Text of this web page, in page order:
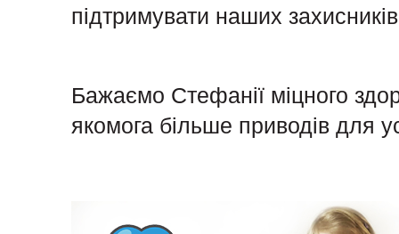
підтримувати наших
Бажаємо Стефанії міцного
якомога більше приводів для